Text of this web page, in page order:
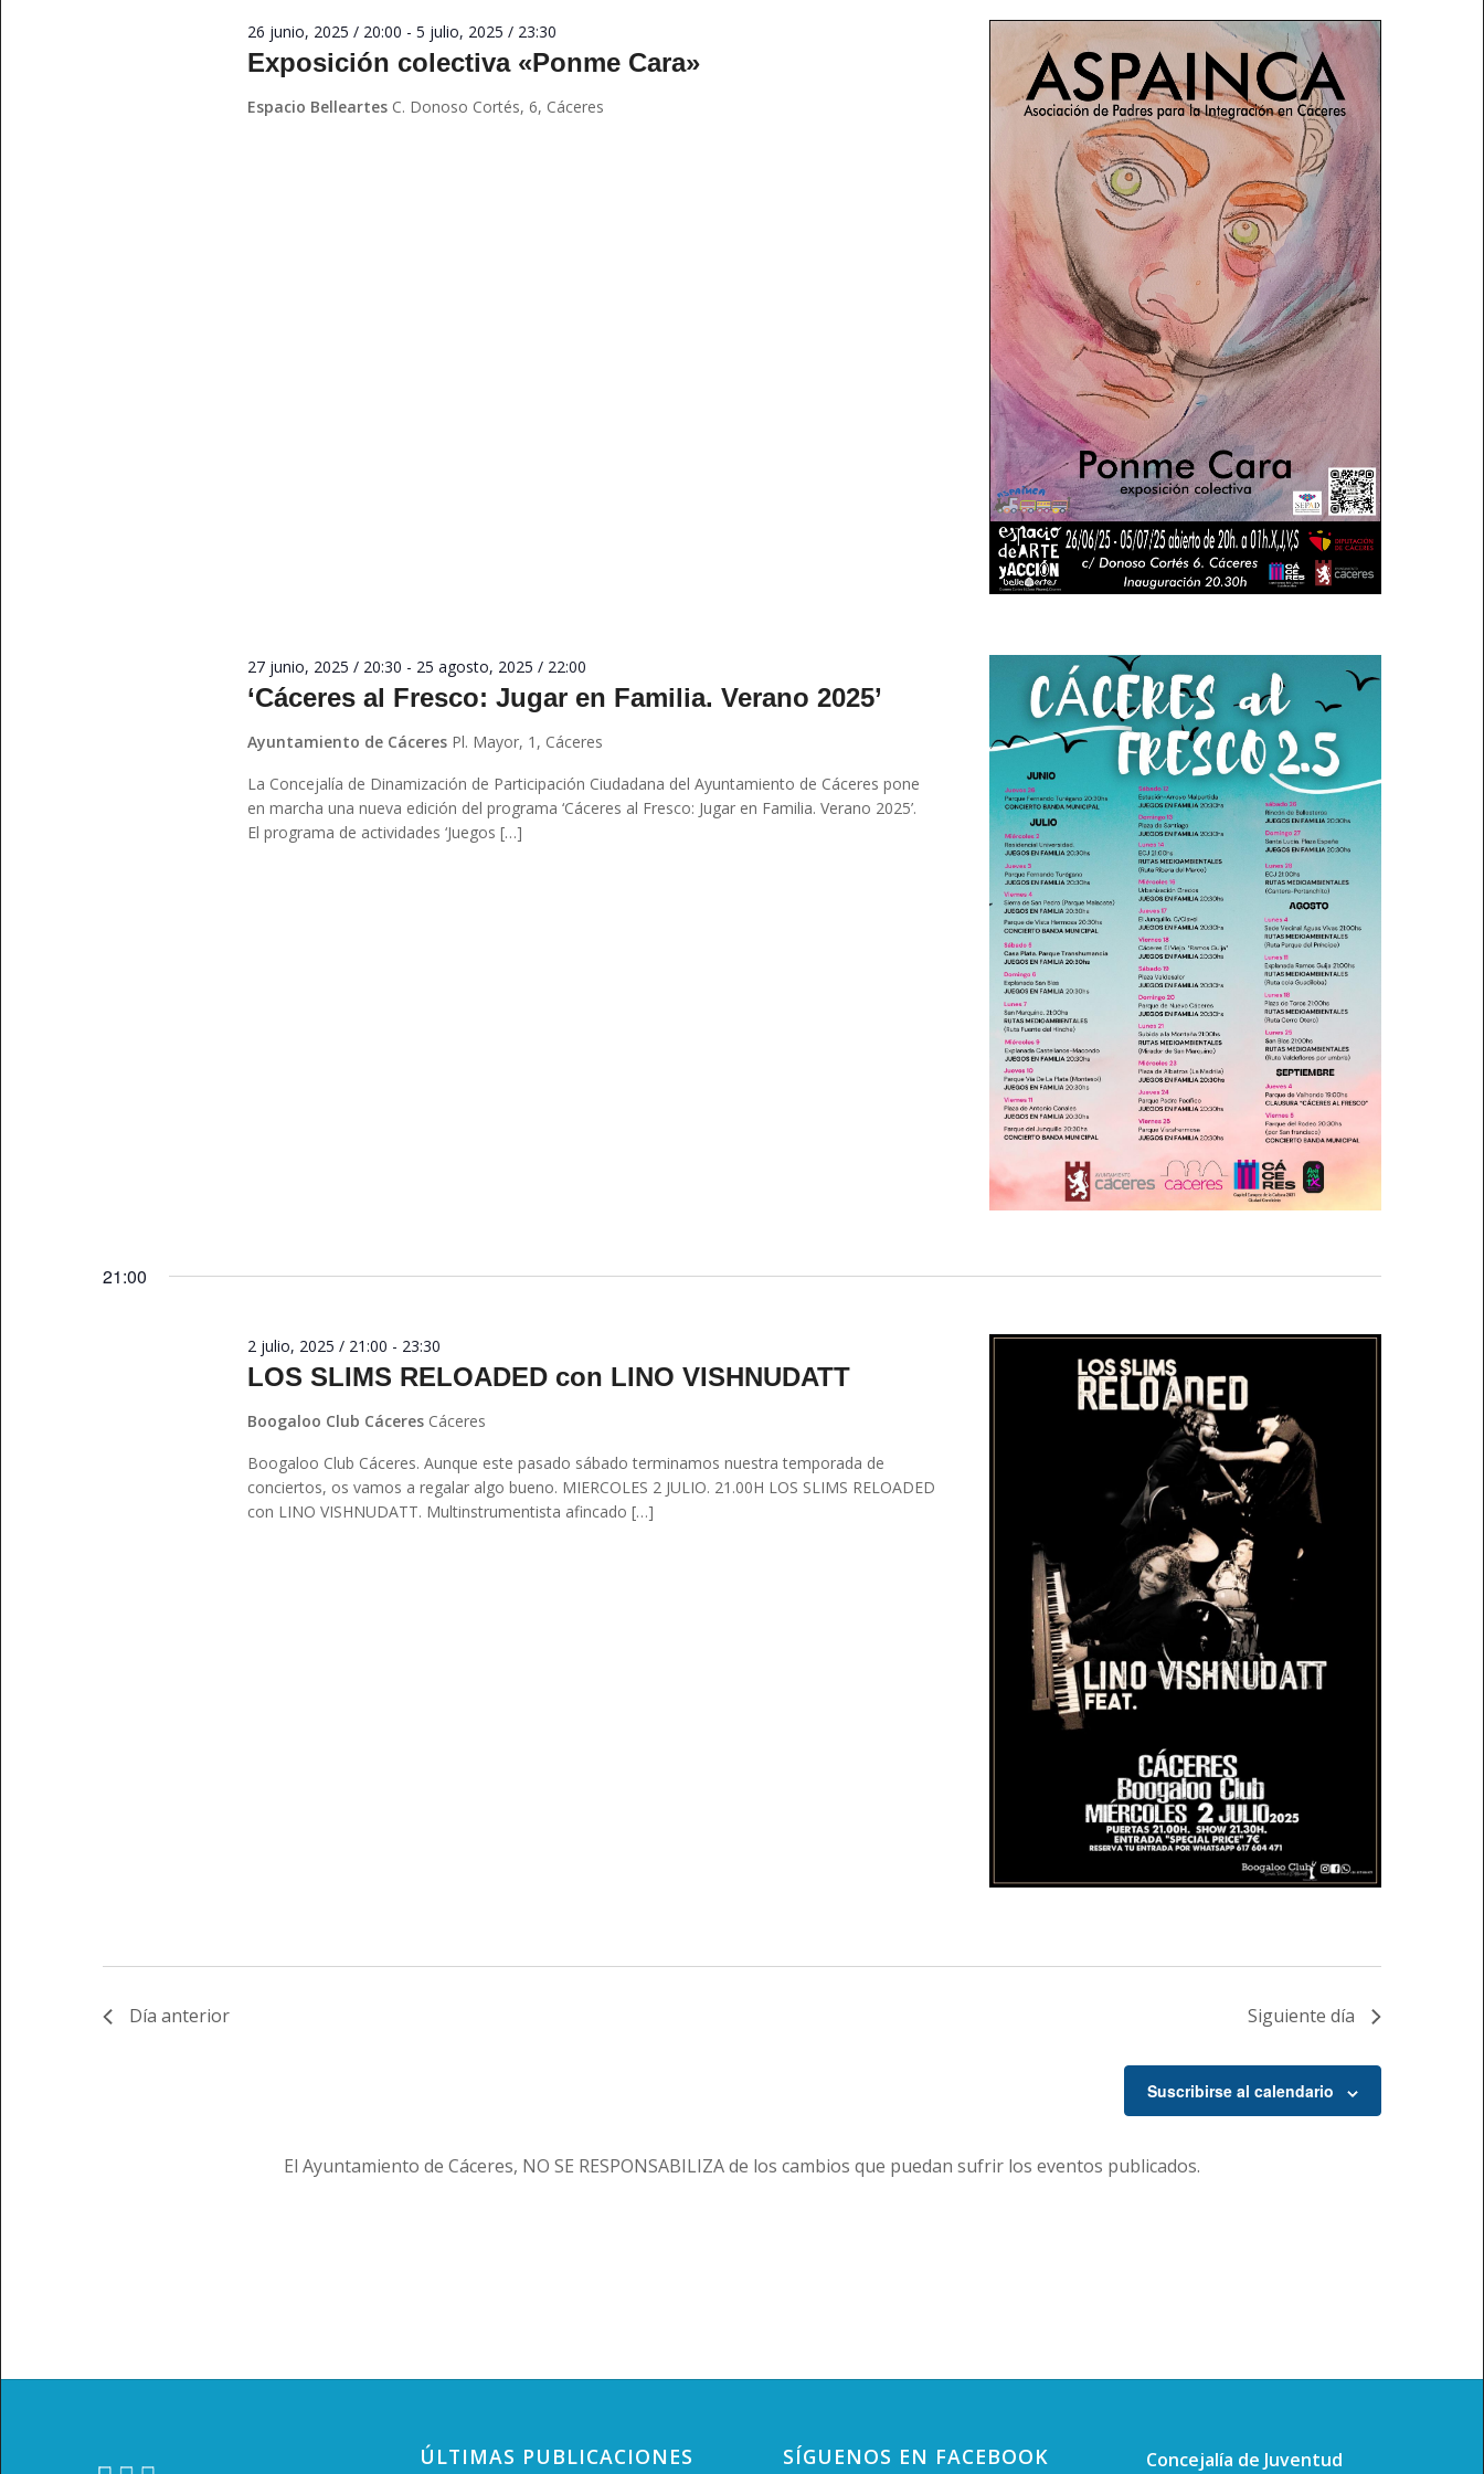
Exposición colectiva «Ponme Cara»
26 junio, 2025 / 20:00 -5 julio, 2025 / 23:30
Espacio Belleartes C. Donoso Cortés, 6, Cáceres
‘Cáceres al Fresco: Jugar en Familia. Verano 2025’
27 junio, 2025 / 20:30 - 25 agosto, 2025 / 22:00
Ayuntamiento de Cáceres Pl. Mayor, 1, Cáceres
La Concejalía de Dinamización de Participación Ciudadana del Ayuntamiento de Cáceres pone
en marcha una nueva edición del programa ‘Cáceres al Fresco: Jugar en Familia. Verano 2025’.
El programa de actividades ‘Juegos […]
21:00
LOS SLIMS RELOADED con LINO VISHNUDATT
2 julio, 2025 / 21:00 - 23:30
Boogaloo Club Cáceres Cáceres
Boogaloo Club Cáceres. Aunque este pasado sábado terminamos nuestra temporada de
conciertos, os vamos a regalar algo bueno. MIERCOLES 2 JULIO. 21.00H LOS SLIMS RELOADED
con LINO VISHNUDATT. Multinstrumentista afincado […]
Día anterior Siguiente día
Suscribirse al calendario
El Ayuntamiento de Cáceres, NO SE RESPONSABILIZA de los cambios que puedan sufrir los eventos publicados.
ÚLTIMAS PUBLICACIONES SÍGUENOS EN FACEBOOK Concejalía de Juventud